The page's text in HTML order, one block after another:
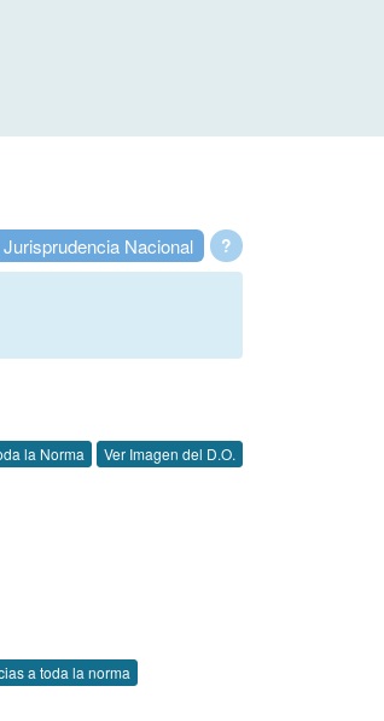
?
Nacional
la Norma Ver Imagen del D.O.
a toda la norma